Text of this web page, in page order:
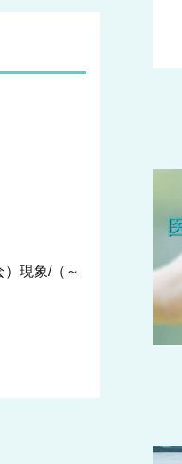
現象/（～